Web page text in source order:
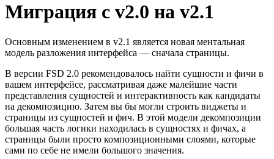
Миграция с v2.0 на v2.1
Основным изменением в v2.1 является новая ментальная
модель разложения интерфейса — сначала страницы.
В версии FSD 2.0 рекомендовалось найти сущности и фичи в
вашем интерфейсе, рассматривая даже малейшие части
представления сущностей и интерактивность как кандидаты
на декомпозицию. Затем вы бы могли строить виджеты и
страницы из сущностей и фич. В этой модели декомпозиции
большая часть логики находилась в сущностях и фичах, а
страницы были просто композиционными слоями, которые
сами по себе не имели большого значения.